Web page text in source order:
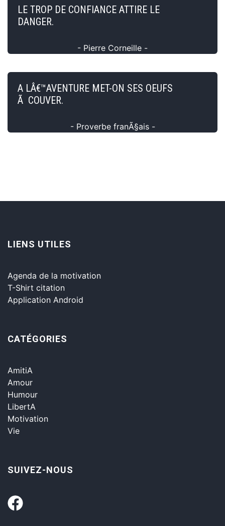
LE TROP DE CONFIANCE ATTIRE LE
DANGER.
- Pierre Corneille -
A LÂ€™AVENTURE MET-ON SES OEUFS
Ã COUVER.
- Proverbe franÃ§ais -
LIENS UTILES
Agenda de la motivation
T-Shirt citation
Application Android
CATÉGORIES
AmitiA
Amour
Humour
LibertA
Motivation
Vie
SUIVEZ-NOUS